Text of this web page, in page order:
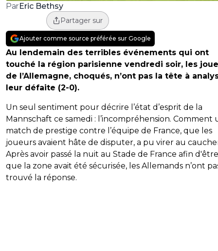
ParEric Bethsy
Partager sur
Ajouter comme source préférée sur Google
Au lendemain des terribles événements qui ont
touché la région parisienne vendredi soir, les
de l’Allemagne, choqués, n’ont pas la tête à
leur défaite (2-0).
Un seul sentiment pour décrire l’état d’esprit de la
Mannschaft ce samedi : l’incompréhension. Comment
match de prestige contre l’équipe de France, que les
joueurs avaient hâte de disputer, a pu virer au
Après avoir passé la nuit au Stade de France afin
que la zone avait été sécurisée, les Allemands n’ont
trouvé la réponse.